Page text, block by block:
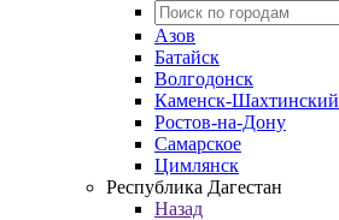
Азов
Батайск
Волгодонск
Каменск-Шахтинский
Ростов-на-Дону
Самарское
Цимлянск
Республика Дагестан
Назад